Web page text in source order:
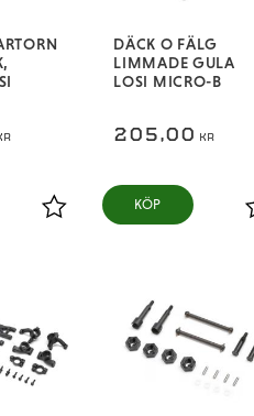
Lägg till i favoriter
DÄCK O FÄLG
LIMMADE GULA
LOSI MICRO-B
205,00 KR
KÖP